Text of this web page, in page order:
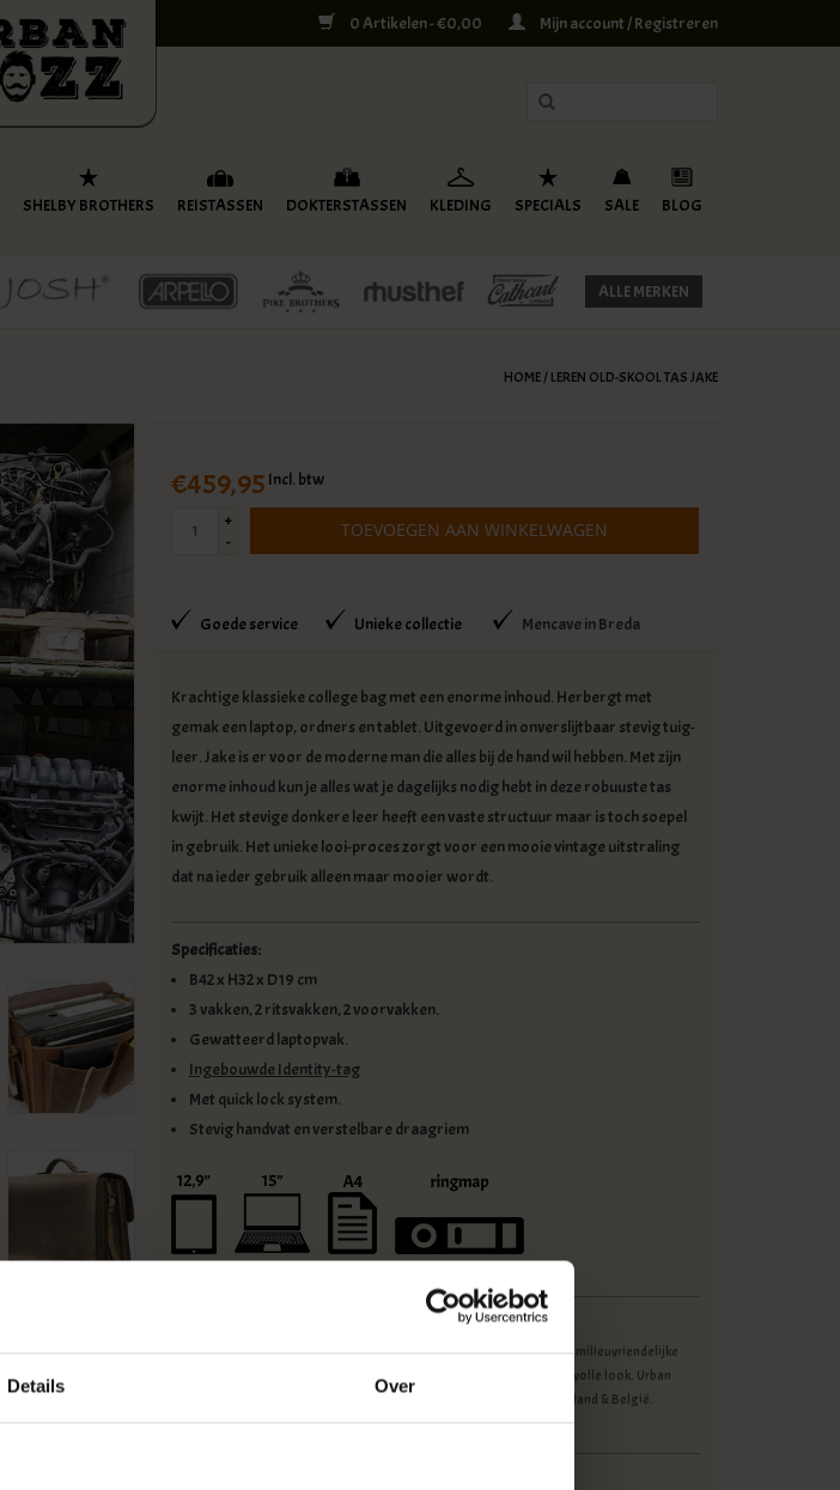
Details Over
0 Artikelen - €0,00 Mijn account / Registreren
SHELBY BROTHERS REISTASSEN DOKTERSTASSEN KLEDING SPECIALS SALE BLOG
ALLE MERKEN
HOME/LEREN OLD-SKOOL TAS JAKE
€459,95 Incl. btw
+
-
TOEVOEGEN AAN WINKELWAGEN
Goede service Unieke collectie Mencave in Breda
Krachtige klassieke college bag met een enorme inhoud. Herbergt met
gemak een laptop, ordners en tablet. Uitgevoerd in onverslijtbaar stevig tuig-
leer. Jake is er voor de moderne man die alles bij de hand wil hebben. Met zijn
enorme inhoud kun je alles wat je dagelijks nodig hebt in deze robuuste tas
kwijt. Het stevige donkere leer heeft een vaste structuur maar is toch soepel
in gebruik. Het unieke looi-proces zorgt voor een mooie vintage uitstraling
dat na ieder gebruik alleen maar mooier wordt.
Specificaties:
B42 x H32 x D19 cm
3 vakken, 2 ritsvakken, 2 voorvakken.
Gewatteerd laptopvak.
Ingebouwde Identity-tag
Met quick lock system.
Stevig handvat en verstelbare draagriem
Kwaliteit en traditie staan voorop bij Ruitertassen©. Het milieuvriendelijke
classic leder dat zij gebruiken zorgt voor een instant stijlvolle look. Urban
Bozz is de officiële dealer van Ruitertassen© voor Nederland & België.